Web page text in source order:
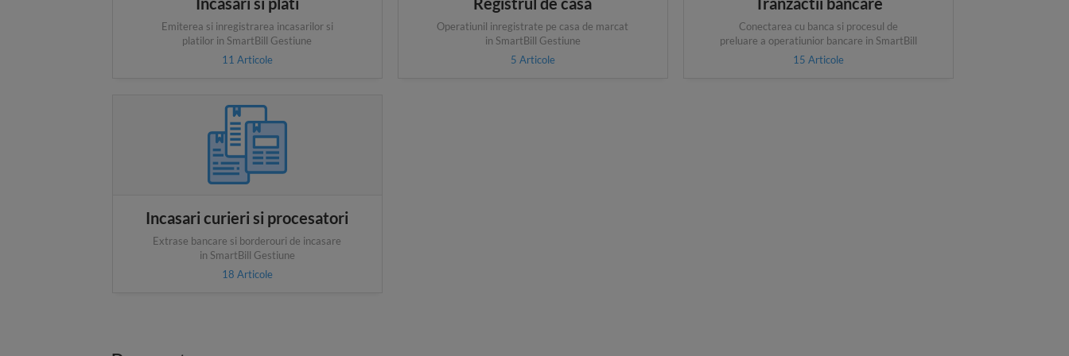
Emiterea si inregistrarea incasarilor si
platilor in SmartBill Gestiune
11 Articole
Operatiunil inregistrate pe casa de marcat
in SmartBill Gestiune
5 Articole
Conectarea cu banca si procesul de
preluare a operatiunior bancare in SmartBill
15 Articole
Incasari curieri si procesatori
Extrase bancare si borderouri de incasare
in SmartBill Gestiune
18 Articole